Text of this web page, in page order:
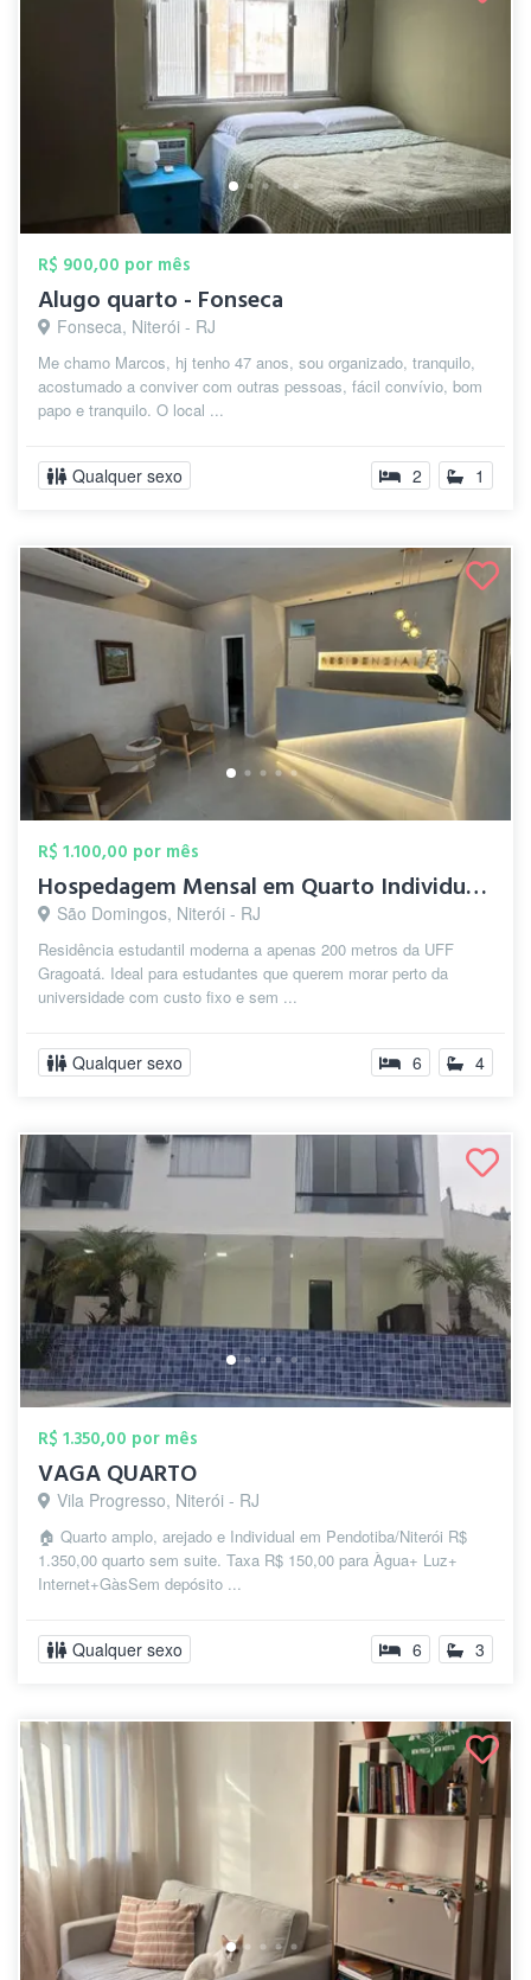
R$ 900,00 por mês
Alugo quarto - Fonseca
Fonseca, Niterói - RJ
Me chamo Marcos, hj tenho 47 anos, sou organizado, tranquilo,
acostumado a conviver com outras pessoas, fácil convívio, bom
papo e tranquilo. O local ...
Qualquer sexo 2 1
R$ 1.100,00 por mês
Hospedagem Mensal em Quarto Individual –...
São Domingos, Niterói - RJ
Residência estudantil moderna a apenas 200 metros da UFF
Gragoatá. Ideal para estudantes que querem morar perto da
universidade com custo fixo e sem ...
Qualquer sexo 6 4
R$ 1.350,00 por mês
VAGA QUARTO
Vila Progresso, Niterói - RJ
🏠 Quarto amplo, arejado e Individual em Pendotiba/Niterói R$
1.350,00 quarto sem suite. Taxa R$ 150,00 para Àgua+ Luz+
Internet+Gàs ​Sem depósito ...
Qualquer sexo 6 3